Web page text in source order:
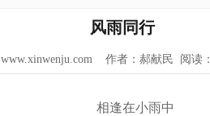
风雨同行
www.xinwenju.com 作者：郝献民 阅读：
相逢在小雨中